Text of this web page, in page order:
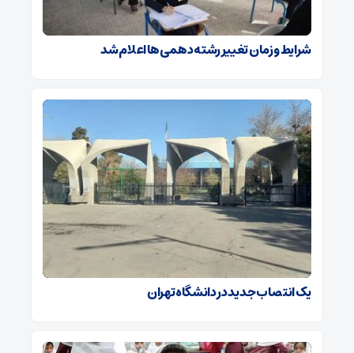
شرایط و زمان تغییر رشته دهمی‌ها اعلام شد
یک انتصاب جدید در دانشگاه تهران